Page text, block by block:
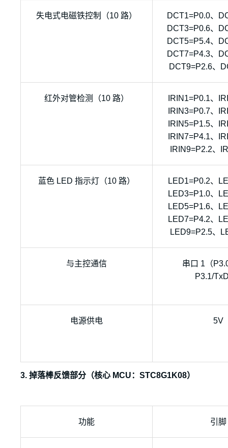
失电式电磁铁控制（10 路）
DCT1=P0.0、
DCT3=P0.6、
DCT5=P5.4、
DCT7=P4.3、
DCT9=P2.6、
红外对管检测（10 路）
IRIN1=P0.1、
IRIN3=P0.7、
IRIN5=P1.5、
IRIN7=P4.1、
IRIN9=P2.2、
蓝色 LED 指示灯（10 路）
LED1=P0.2、
LED3=P1.0、
LED5=P1.6、
LED7=P4.2、
LED9=P2.5、
与主控通信
串口 1（
P3.1/
电源供电 5V
3. 掉落棒反馈部分（核心 MCU：STC8G1K08）
功能 引脚